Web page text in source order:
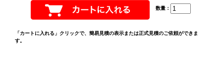
数量：
「カートに入れる」クリックで、簡易見積の表示または正式見積のご依頼ができま
す。